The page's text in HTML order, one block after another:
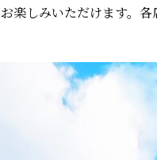
楽しみいただけます。